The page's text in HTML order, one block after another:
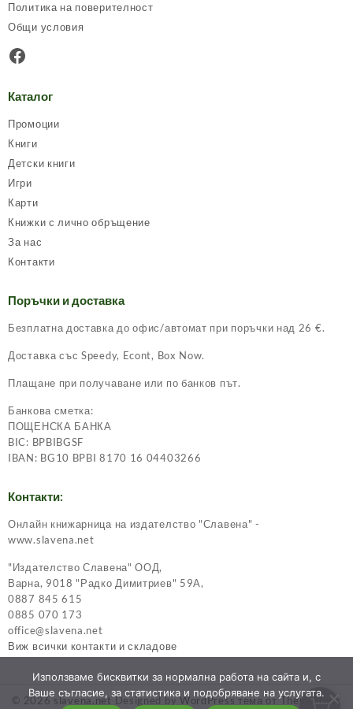
Политика на поверителност
Общи условия
Facebook
Каталог
Промоции
Книги
Детски книги
Игри
Карти
Книжки с лично обръщение
За нас
Контакти
Поръчки и доставка
Безплатна доставка до офис/автомат при поръчки над 26 €.
Доставка със Speedy, Econt, Box Now.
Плащане при получаване или по банков път.
Банкова сметка:
ПОЩЕНСКА БАНКА
BIC: BPBIBGSF
IBAN: BG10 BPBI 8170 16 04403266
Контакти:
Онлайн книжарница на издателство "Славена" -
www.slavena.net
"Издателство Славена" ООД,
Варна, 9018 "Радко Димитриев" 59А,
0887 845 615
0885 070 173
office@slavena.net
Виж всички контакти и складове
© 2026slavena.net Designed by WordPress тема от ThemeHunk
Използваме бисквитки за нормална работа на сайта и, с
Ваше съгласие, за статистика и подобряване на услугата.